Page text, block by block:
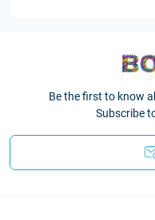
Be the first to know
Subscribe